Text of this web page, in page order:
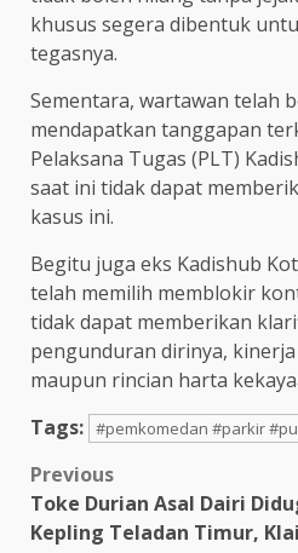
khusus segera dibentuk
tegasnya.
Sementara, wartawan telah
mendapatkan tanggapan
Pelaksana Tugas (PLT)
saat ini tidak dapat
kasus ini.
Begitu juga eks Kadishub
telah memilih memblokir
tidak dapat memberikan
pengunduran dirinya,
maupun rincian harta
Tags: #pemkomedan #parkir
Post
navigation
Previous
Toke Durian Asal Dairi
Kepling Teladan Timur,